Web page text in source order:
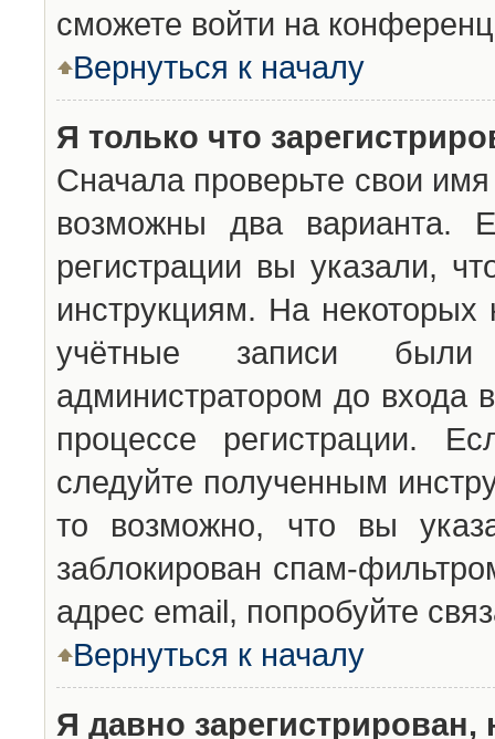
сможете войти на
Вернуться к началу
Я только что
Сначала проверьте свои
возможны два варианта.
регистрации вы указали,
инструкциям. На
учётные записи были
администратором до входа
процессе регистрации.
следуйте полученным
то возможно, что вы
заблокирован спам-
адрес email, попробуйте
Вернуться к началу
Я давно